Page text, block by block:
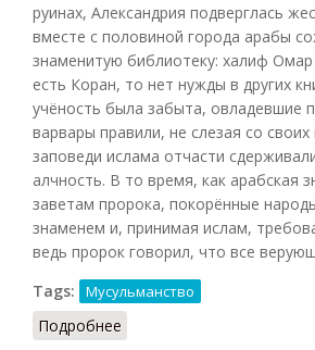
руинах, Александрия подверглась
вместе с половиной города арабы
знаменитую библиотеку: халиф Омар
есть Коран, то нет нужды в других
учёность была забыта, овладевшие
варвары правили, не слезая со
заповеди ислама отчасти
алчность. В то время, как арабская
заветам пророка, покорённые
знаменем и, принимая ислам,
ведь пророк говорил, что все
Tags:
Мусульманство
Подробнее